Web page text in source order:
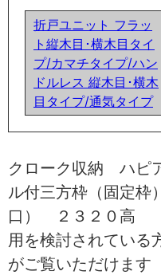
折戸ユニット フラッ
ト縦木目･横木目タイ
プ/カマチタイプ/ハン
ドルレス 縦木目･横木
目タイプ/通気タイプ
クローク収納 ハ
ル付三方枠（固定
口） ２３２０高
用を検討されている
がご覧いただけます